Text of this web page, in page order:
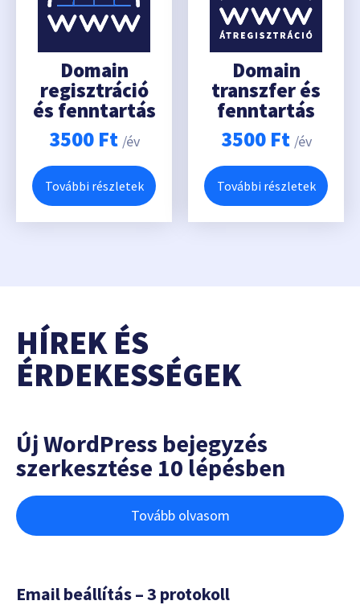
Domain
regisztráció
és fenntartás
3500 Ft /év
További részletek
Domain
transzfer és
fenntartás
3500 Ft /év
További részletek
HÍREK ÉS
ÉRDEKESSÉGEK
Új WordPress bejegyzés
szerkesztése 10 lépésben
Tovább olvasom
Email beállítás – 3 protokoll